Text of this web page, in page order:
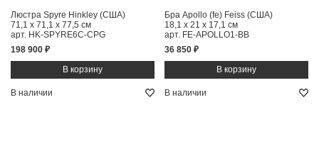
Люстра Spyre Hinkley (США)
71,1 x 71,1 x 77,5 см
арт. HK-SPYRE6C-CPG
198 900 ₽
Бра Apollo (fe) Feiss (США)
18,1 x 21 x 17,1 см
арт. FE-APOLLO1-BB
36 850 ₽
В наличии В наличии